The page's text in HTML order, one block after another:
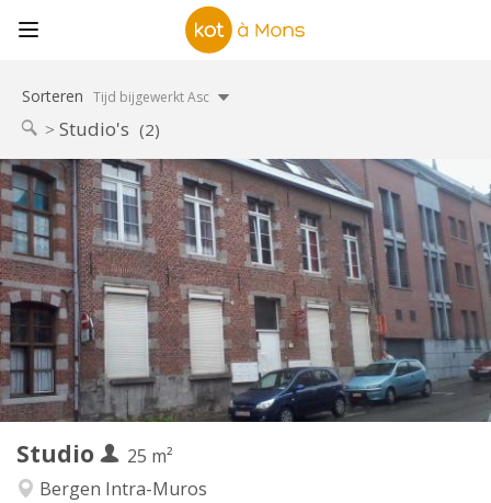
Sorteren Tijd bijgewerkt Asc
Studio's (2)
Studio
25 m²
Bergen Intra-Muros
Praktische Informatie
Huur:
495 €
Kosten:
50 €
Duur:
12 maanden, 5-6 maanden
Domiciliëring:
Met voorwaarden
Inrichting
Badkamer:
Privaat
Keuken:
Privé (aparte kamer)
Oppervlakte:
25 m
2
Private kamers:
1